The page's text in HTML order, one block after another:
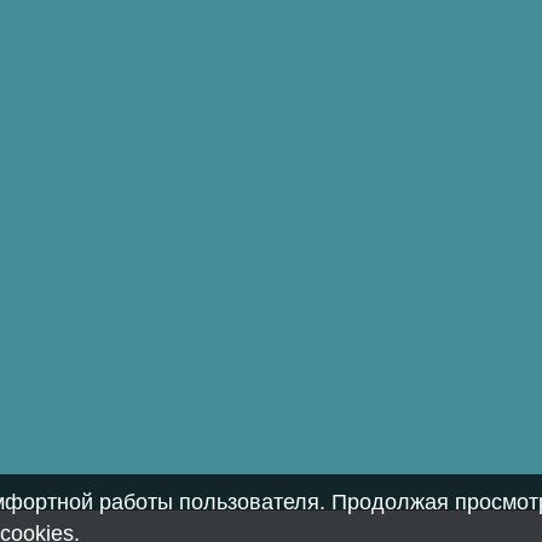
работы пользователя. Продолжая
.